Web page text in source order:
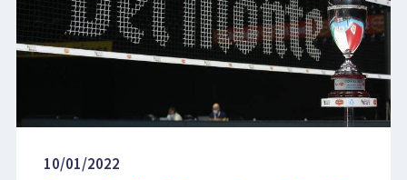
10/01/2022